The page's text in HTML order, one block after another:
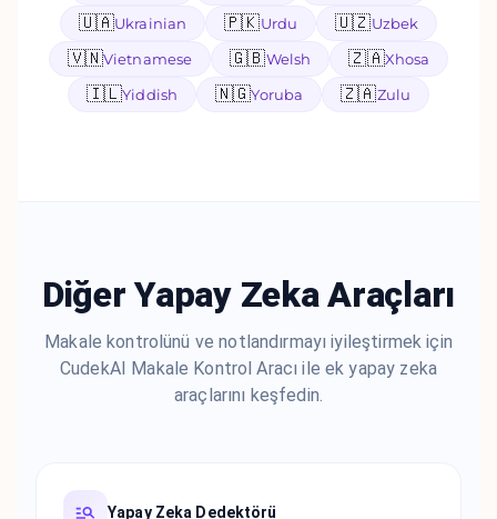
🇺🇦Ukrainian 🇵🇰Urdu 🇺🇿Uzbek
🇻🇳Vietnamese 🇬🇧Welsh 🇿🇦Xhosa
🇮🇱Yiddish 🇳🇬Yoruba 🇿🇦Zulu
Diğer Yapay Zeka Araçları
Makale kontrolünü ve notlandırmayı iyileştirmek için
CudekAI Makale Kontrol Aracı ile ek yapay zeka
araçlarını keşfedin.
Yapay Zeka Dedektörü